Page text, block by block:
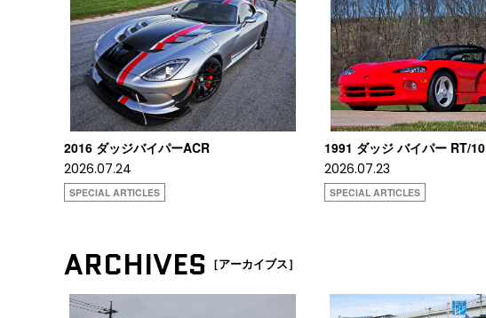
2016 ダッジバイパーACR
2026.07.24
SPECIAL ARTICLES
1991 ダッジ バイパー RT/10
2026.07.23
SPECIAL ARTICLES
ARCHIVES ［アーカイブス］